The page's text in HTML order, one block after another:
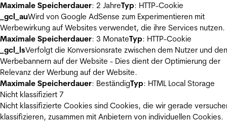
Maximale Speicherdauer: 2 JahreTyp: HTTP-Cookie
_gcl_auWird von Google AdSense zum Experimentieren mit
Werbewirkung auf Websites verwendet, die ihre Services nutzen.
Maximale Speicherdauer: 3 MonateTyp: HTTP-Cookie
_gcl_lsVerfolgt die Konversionsrate zwischen dem Nutzer und den
Werbebannern auf der Website - Dies dient der Optimierung der
Relevanz der Werbung auf der Website.
Maximale Speicherdauer: BeständigTyp: HTML Local Storage
Nicht klassifiziert 7
Nicht klassifizierte Cookies sind Cookies, die wir gerade
klassifizieren, zusammen mit Anbietern von individuellen Cookies.